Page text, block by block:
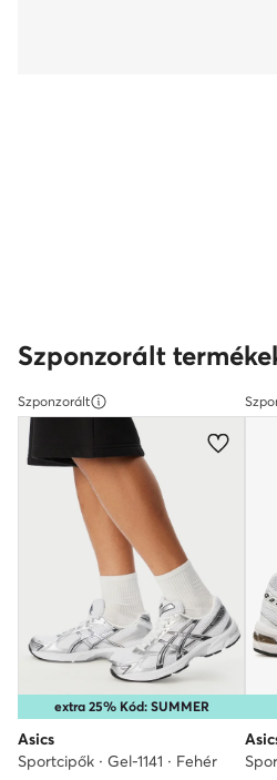
Szponzorált
Szponzorált
extra 25% Kód: SUMMER
Asics
Sportcipők · Gel-1141 · Fehér